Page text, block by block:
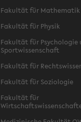
Fakultät für Mathematik
Fakultät für Physik
Fakultät für Psychologie
Sportwissenschaft
Fakultät für
Fakultät für Soziologie
Fakultät für